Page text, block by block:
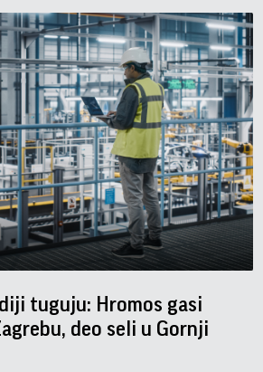
tuguju: Hromos gasi
deo seli u Gornji